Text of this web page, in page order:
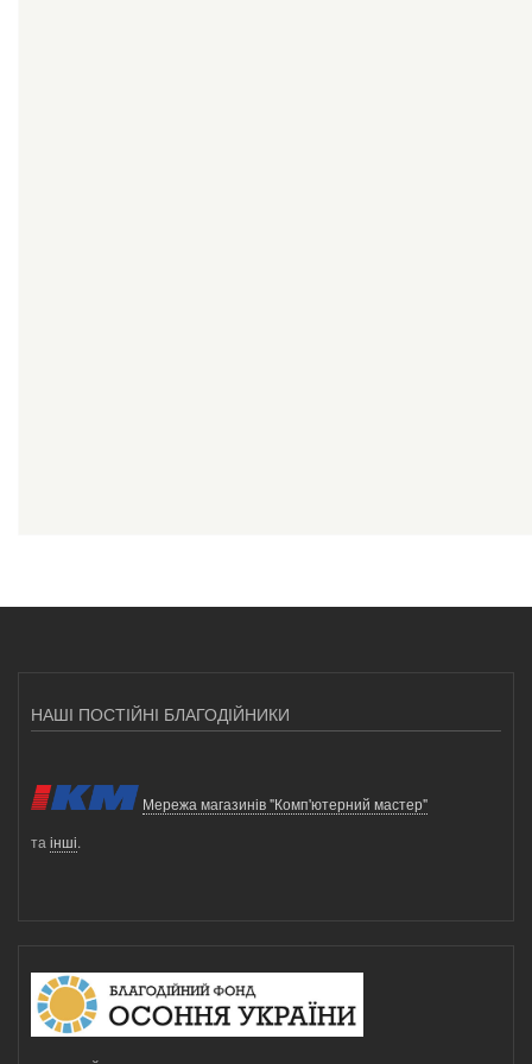
НАШІ ПОСТІЙНІ БЛАГОДІЙНИКИ
Мережа магазинів "Комп'ютерний мастер"
та інші.